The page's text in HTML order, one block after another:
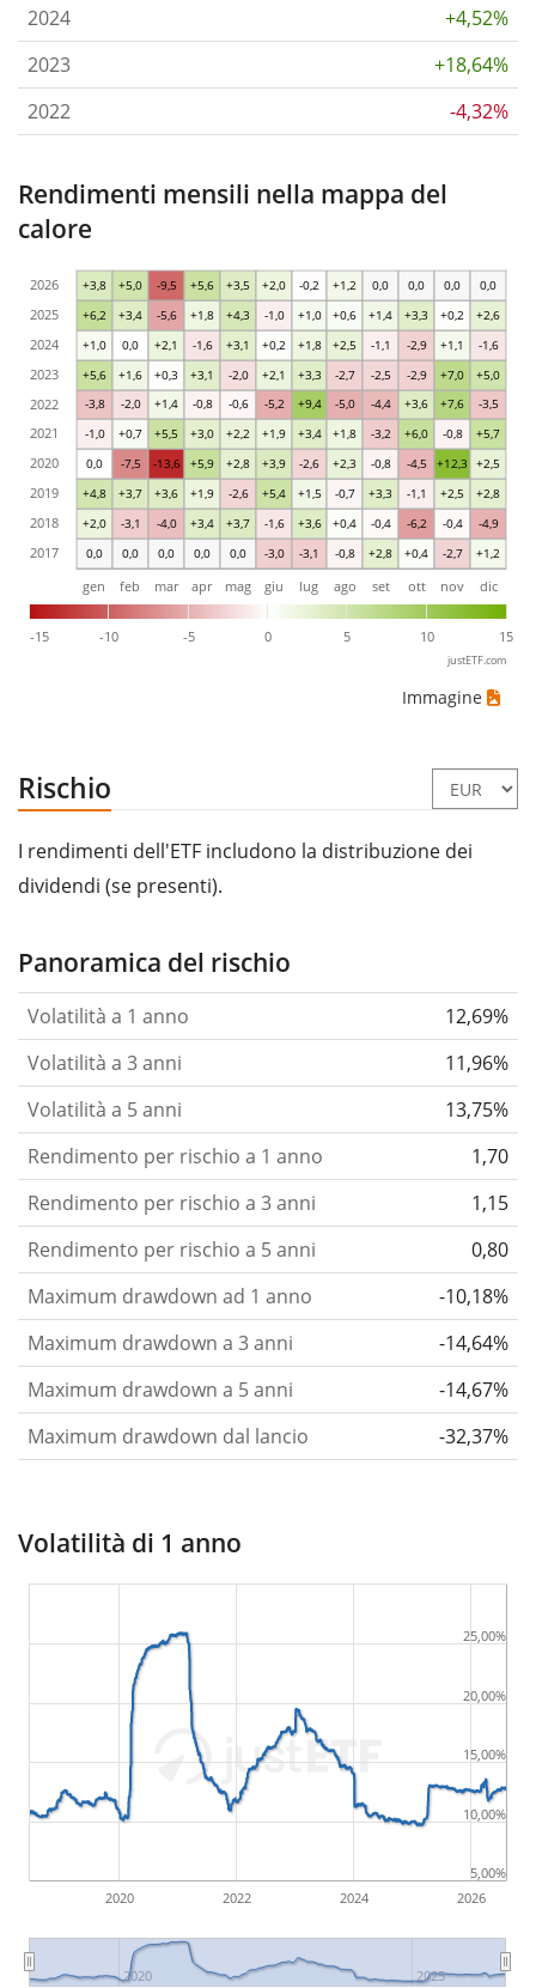
2024
+4,52%
2023
+18,64%
2022
-4,32%
Rendimenti mensili nella mappa del
calore
0,0 0,0 0,0 0,0 0,0 -3,0 -3,1 -0,8 +2,8 +0,4 -2,7 +1,2
+2,0 -3,1 -4,0 +3,4 +3,7 -1,6 +3,6 +0,4 -0,4 -6,2 -0,4 -4,9
+4,8 +3,7 +3,6 +1,9 -2,6 +5,4 +1,5 -0,7 +3,3 -1,1 +2,5 +2,8
0,0 -7,5 -13,6 +5,9 +2,8 +3,9 -2,6 +2,3 -0,8 -4,5 +12,3 +2,5
-1,0 +0,7 +5,5 +3,0 +2,2 +1,9 +3,4 +1,8 -3,2 +6,0 -0,8 +5,7
-3,8 -2,0 +1,4 -0,8 -0,6 -5,2 +9,4 -5,0 -4,4 +3,6 +7,6 -3,5
+5,6 +1,6 +0,3 +3,1 -2,0 +2,1 +3,3 -2,7 -2,5 -2,9 +7,0 +5,0
+1,0 0,0 +2,1 -1,6 +3,1 +0,2 +1,8 +2,5 -1,1 -2,9 +1,1 -1,6
+6,2 +3,4 -5,6 +1,8 +4,3 -1,0 +1,0 +0,6 +1,4 +3,3 +0,2 +2,6
+3,8 +5,0 -9,5 +5,6 +3,5 +2,0 -0,2 +1,2 0,0 0,0 0,0 0,0
-15 -10 -5 0 5 10 15
gen feb mar apr mag giu lug ago set ott nov dic
2017
2018
2019
2020
2021
2022
2023
2024
2025
2026
justETF.com
Immagine
Rischio
I rendimenti dell'ETF includono la distribuzione dei
dividendi (se presenti).
Panoramica del rischio
Volatilità a 1 anno
12,69%
Volatilità a 3 anni
11,96%
Volatilità a 5 anni
13,75%
Rendimento per rischio a 1 anno
1,70
Rendimento per rischio a 3 anni
1,15
Rendimento per rischio a 5 anni
0,80
Maximum drawdown ad 1 anno
-10,18%
Maximum drawdown a 3 anni
-14,64%
Maximum drawdown a 5 anni
-14,67%
Maximum drawdown dal lancio
-32,37%
Volatilità di 1 anno
2020 2022 2024 2026
2020 2025
5,00%
10,00%
15,00%
20,00%
25,00%